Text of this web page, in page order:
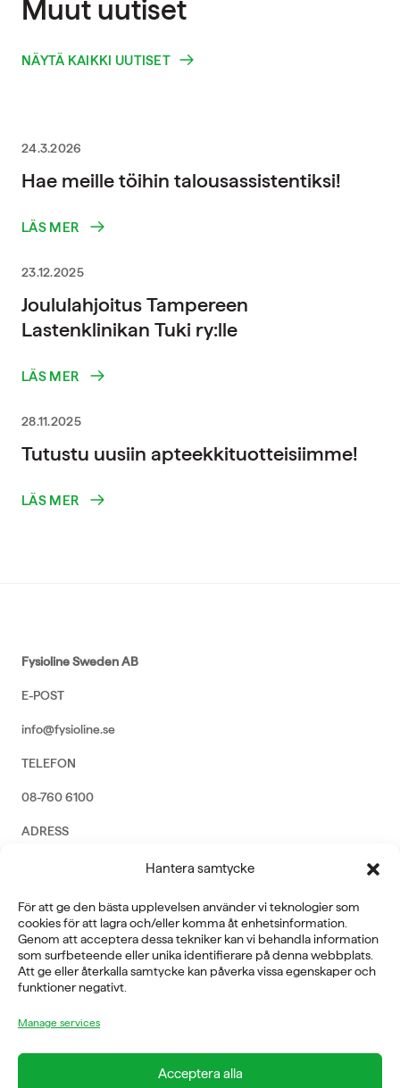
Hantera samtycke
För att ge den bästa upplevelsen använder vi teknologier som
cookies för att lagra och/eller komma åt enhetsinformation.
Genom att acceptera dessa tekniker kan vi behandla information
som surfbeteende eller unika identifierare på denna webbplats.
Att ge eller återkalla samtycke kan påverka vissa egenskaper och
funktioner negativt.
Manage services
Acceptera alla
Muut uutiset
NÄYTÄ KAIKKI UUTISET
24.3.2026
Hae meille töihin talousassistentiksi!
LÄS MER
23.12.2025
Joululahjoitus Tampereen
Lastenklinikan Tuki ry:lle
LÄS MER
28.11.2025
Tutustu uusiin apteekkituotteisiimme!
LÄS MER
Fysioline Sweden AB
E-POST
info@fysioline.se
TELEFON
08-760 6100
ADRESS
Rosendalsvägen 18b, SE-14143 Huddinge
VERKSAMHETSOMRÅDEN
REHABILITERING
GYM
ICE POWER
SERVICE
FÖRETAG
OM OSS